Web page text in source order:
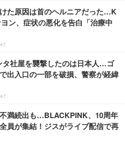
た原因は首のヘルニアだった…K
ン、症状の悪化を告白「治療中
タ社屋を襲撃したのは日本人…ゴ
出入口の一部を破損、警察が経緯
満続出も…BLACKPINK、10周年
員が集結！ジスがライブ配信で再